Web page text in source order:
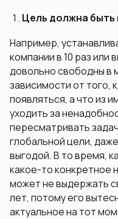
Цель должна быть
Например,
компании в 10 раз или
довольно свободны в
зависимости от того,
появляться, а что из
уходить за
пересматривать
глобальной цели,
выгодой. В то время,
какое-то конкретное
может не выдержать
лет, потому его
актуальное на тот